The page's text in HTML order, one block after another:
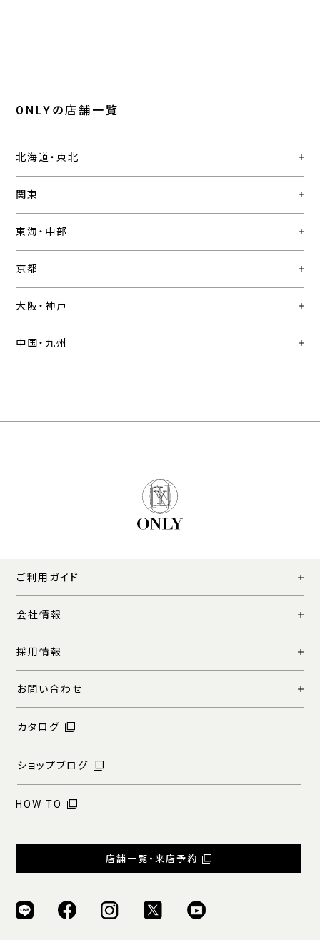
ONLYの店舗一覧
北海道・東北
関東
東海・中部
京都
大阪・神戸
中国・九州
ご利用ガイド
会社情報
採用情報
お問い合わせ
カタログ
ショップブログ
HOW TO
店舗一覧・来店予約